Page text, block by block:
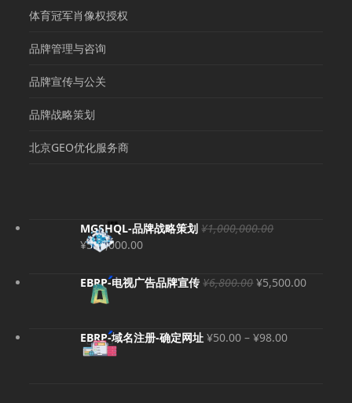
体育冠军肖像权授权
品牌管理与咨询
品牌宣传与公关
品牌战略策划
北京GEO优化服务商
MGSHQL-品牌战略策划 ¥1,000,000.00
原
为：
¥1,000,000.00。
¥500,000.00当
价
格
EBRP-电视广告品牌宣传 ¥6,800.00 原
¥6,800.00。
¥5,500.00当
EBRP-域名注册-确定网址 ¥50.00 – ¥98.00价